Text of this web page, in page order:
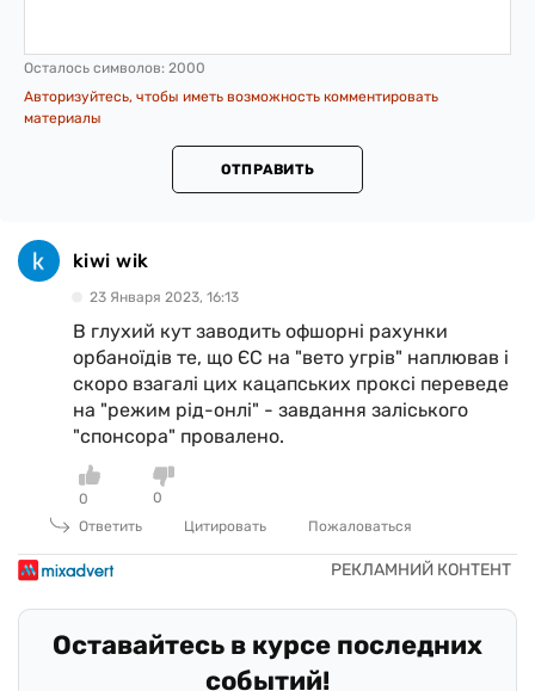
Осталось символов: 2000
Авторизуйтесь, чтобы иметь возможность комментировать
материалы
ОТПРАВИТЬ
kiwi wik
23 Января 2023, 16:13
В глухий кут заводить офшорні рахунки
орбаноїдів те, що ЄС на "вето угрів" наплював і
скоро взагалі цих кацапських проксі переведе
на "режим рід-онлі" - завдання заліського
"спонсора" провалено.
0
0
Ответить
Цитировать Пожаловаться
Оставайтесь в курсе последних
событий!